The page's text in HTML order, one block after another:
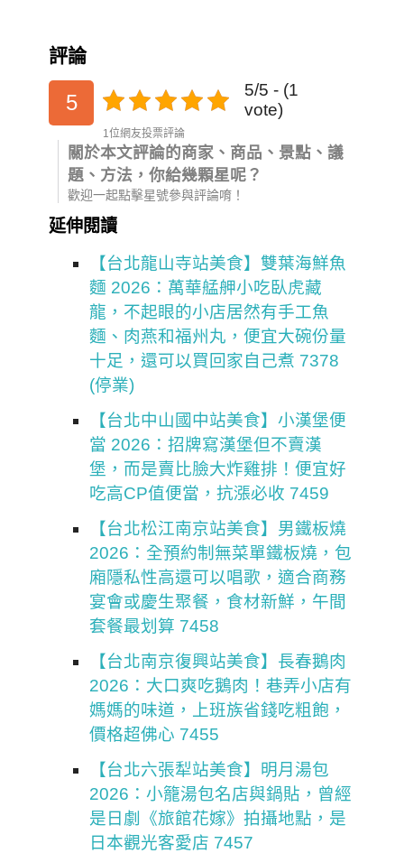
評論
5
5/5 - (1
vote)
1位網友投票評論
關於本文評論的商家、商品、景點、議
題、方法，你給幾顆星呢？
歡迎一起點擊星號參與評論唷！
延伸閱讀
【台北龍山寺站美食】雙葉海鮮魚
麵 2026：萬華艋舺小吃臥虎藏
龍，不起眼的小店居然有手工魚
麵、肉燕和福州丸，便宜大碗份量
十足，還可以買回家自己煮 7378
(停業)
【台北中山國中站美食】小漢堡便
當 2026：招牌寫漢堡但不賣漢
堡，而是賣比臉大炸雞排！便宜好
吃高CP值便當，抗漲必收 7459
【台北松江南京站美食】男鐵板燒
2026：全預約制無菜單鐵板燒，包
廂隱私性高還可以唱歌，適合商務
宴會或慶生聚餐，食材新鮮，午間
套餐最划算 7458
【台北南京復興站美食】長春鵝肉
2026：大口爽吃鵝肉！巷弄小店有
媽媽的味道，上班族省錢吃粗飽，
價格超佛心 7455
【台北六張犁站美食】明月湯包
2026：小籠湯包名店與鍋貼，曾經
是日劇《旅館花嫁》拍攝地點，是
日本觀光客愛店 7457